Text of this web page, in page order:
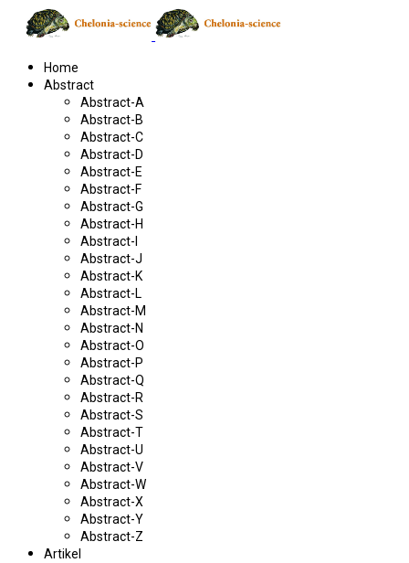
Home
Abstract
Abstract-A
Abstract-B
Abstract-C
Abstract-D
Abstract-E
Abstract-F
Abstract-G
Abstract-H
Abstract-I
Abstract-J
Abstract-K
Abstract-L
Abstract-M
Abstract-N
Abstract-O
Abstract-P
Abstract-Q
Abstract-R
Abstract-S
Abstract-T
Abstract-U
Abstract-V
Abstract-W
Abstract-X
Abstract-Y
Abstract-Z
Artikel